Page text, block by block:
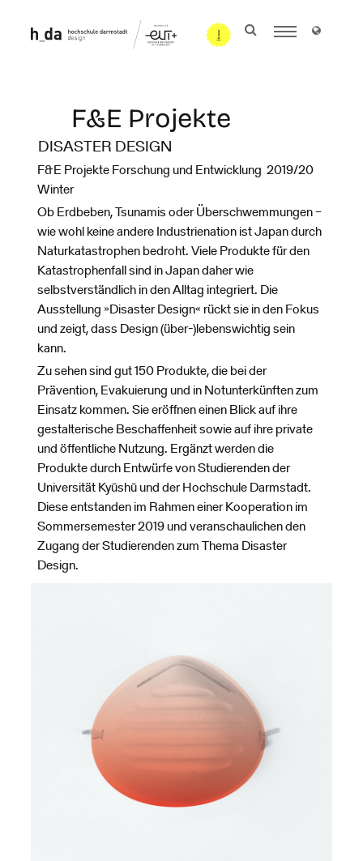
F&E Projekte
DISASTER DESIGN
F&E Projekte Forschung und Entwicklung 2019/20
Winter
Ob Erdbeben, Tsunamis oder Überschwemmungen –
wie wohl keine andere Industrienation ist Japan durch
Naturkatastrophen bedroht. Viele Produkte für den
Katastrophenfall sind in Japan daher wie
selbstverständlich in den Alltag integriert. Die
Ausstellung »Disaster Design« rückt sie in den Fokus
und zeigt, dass Design (über-)lebenswichtig sein
kann.
Zu sehen sind gut 150 Produkte, die bei der
Prävention, Evakuierung und in Notunterkünften zum
Einsatz kommen. Sie eröffnen einen Blick auf ihre
gestalterische Beschaffenheit sowie auf ihre private
und öffentliche Nutzung. Ergänzt werden die
Produkte durch Entwürfe von Studierenden der
Universität Kyūshū und der Hochschule Darmstadt.
Diese entstanden im Rahmen einer Kooperation im
Sommersemester 2019 und veranschaulichen den
Zugang der Studierenden zum Thema Disaster
Design.